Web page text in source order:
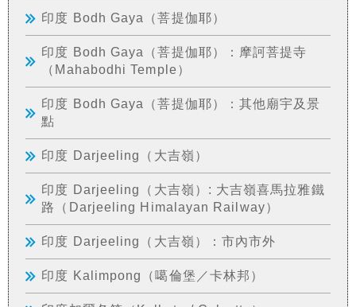
印度 Bodh Gaya（菩提伽耶）
印度 Bodh Gaya（菩提伽耶）：摩訶菩提寺
（Mahabodhi Temple）
印度 Bodh Gaya（菩提伽耶）：其他廟宇及景
點
印度 Darjeeling（大吉嶺）
印度 Darjeeling（大吉嶺）: 大吉嶺喜馬拉雅鐵
路（Darjeeling Himalayan Railway）
印度 Darjeeling（大吉嶺）：市內市外
印度 Kalimpong（噶倫堡／卡林邦）